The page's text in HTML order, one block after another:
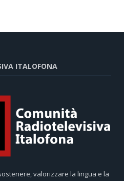
ITALOFONA
valorizzare la lingua e la